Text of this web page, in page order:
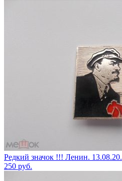
Редкий значок !!! Ленин. 13.08.20.
250 руб.